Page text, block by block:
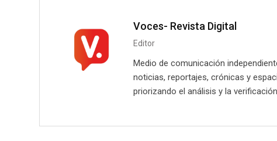
Voces- Revista Digital
Editor
Medio de comunicación
noticias, reportajes, crónicas y
priorizando el análisis y la